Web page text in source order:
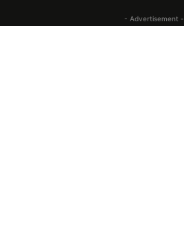
- Advertisement -